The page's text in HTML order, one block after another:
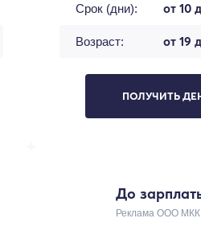
Срок (дни): от 10
Возраст: от 19
ПОЛУЧИТЬ
До
Реклама ООО